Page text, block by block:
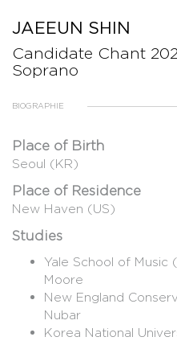
JAEEUN SHIN
Candidate Chant
Soprano
BIOGRAPHIE
Place of Birth
Seoul (KR)
Place of Residence
New Haven (US)
Studies
Yale School of Music
Moore
New England
Nubar
Korea National